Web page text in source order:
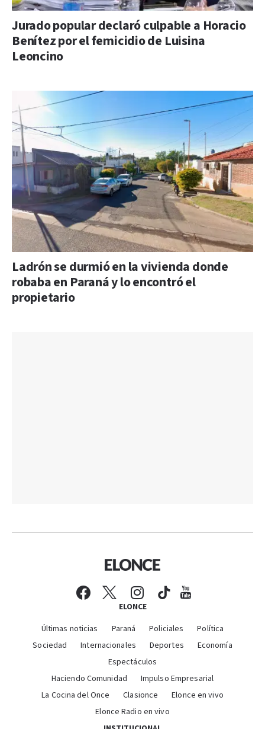
Jurado popular declaró culpable a Horacio
Benítez por el femicidio de Luisina
Leoncino
Ladrón se durmió en la vivienda donde
robaba en Paraná y lo encontró el
propietario
ELONCE
Últimas noticias Paraná Policiales
Política
Sociedad
Internacionales Deportes
Economía
Espectáculos
Haciendo Comunidad
Impulso Empresarial
La Cocina del Once
Clasionce
Elonce en vivo
Elonce Radio en vivo